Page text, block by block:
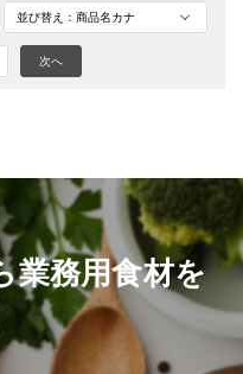
次へ
業務用食材を